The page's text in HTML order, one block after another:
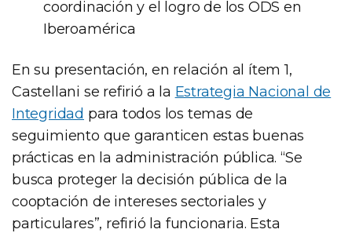
coordinación y el logro de los ODS en
Iberoamérica
En su presentación, en relación al ítem 1,
Castellani se refirió a la Estrategia Nacional de
Integridad para todos los temas de
seguimiento que garanticen estas buenas
prácticas en la administración pública. “Se
busca proteger la decisión pública de la
cooptación de intereses sectoriales y
particulares”, refirió la funcionaria. Esta